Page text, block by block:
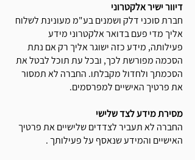
דיוור ישיר אלקטרוני
חברת סוכני דלק ושמנים בע"מ מעונינת לשלוח
אליך מדי פעם בדואר אלקטרוני מידע
פעילותה, מידע כזה ישוגר אליך רק אם נתת
הסכמה מפורשת לכך, ובכל עת תוכל לבטל את
הסכמתך ולחדול מקבלתו. החברה לא תמסור
את פרטיך האישיים למפרסמים.
מסירת מידע לצד שלישי
החברה לא תעביר לצדדים שלישיים את פרטיך
האישיים והמידע שנאסף על פעילותך .